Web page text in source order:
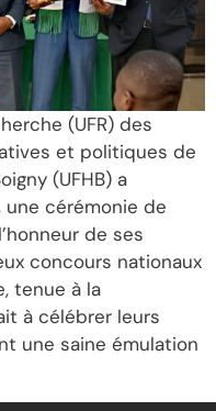
(UFR) des
et politiques de
(UFHB) a
une cérémonie de
de ses
concours nationaux
tenue à la
à célébrer leurs
une saine émulation